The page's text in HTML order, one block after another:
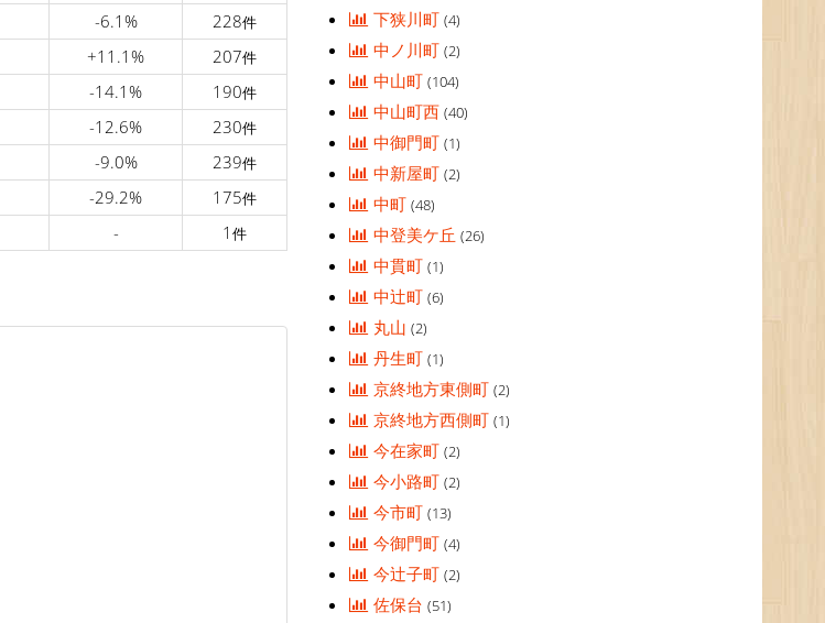
-6.1% 228件
+11.1% 207件
-14.1% 190件
-12.6% 230件
-9.0% 239件
-29.2% 175件
- 1 件
下狭川町(4)
中ノ川町(2)
中山町(104)
中山町西(40)
中御門町(1)
中新屋町(2)
中町(48)
中登美ケ丘(26)
中貫町(1)
中辻町(6)
丸山(2)
丹生町(1)
京終地方東側町(2)
京終地方西側町(1)
今在家町(2)
今小路町(2)
今市町(13)
今御門町(4)
今辻子町(2)
佐保台(51)